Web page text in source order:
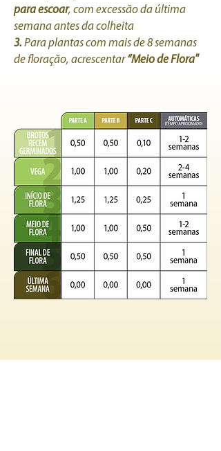
para escoar, com excessão da última
semana antes da colheita
3. Para plantas com mais de 8 semanas
de floração, acrescentar“Meio de Flora"